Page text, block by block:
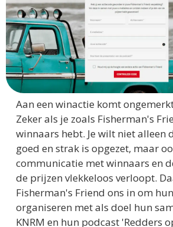
Aan een winactie komt
Zeker als je zoals Fisherman's
winnaars hebt. Je wilt niet alleen
goed en strak is opgezet, maar
communicatie met winnaars en
de prijzen vlekkeloos verloopt.
Fisherman's Friend ons in om
organiseren met als doel hun
KNRM en hun podcast 'Redders